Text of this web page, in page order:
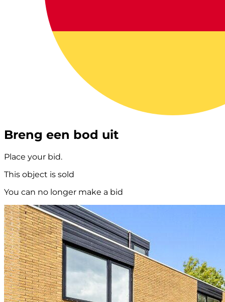
Breng een bod uit
Place your bid.
This object is sold
You can no longer make a bid